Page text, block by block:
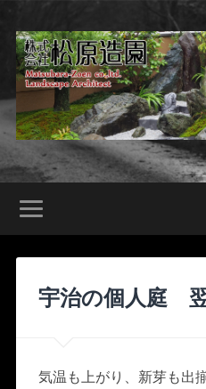
宇治の個人庭
気温も上がり、新芽も出